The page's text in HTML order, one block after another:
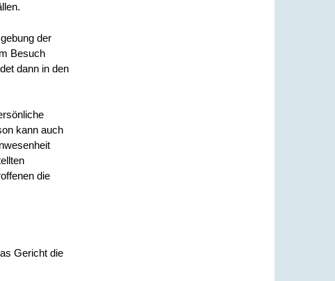
der
Besuch
dann in den
kann auch
die
Gericht die